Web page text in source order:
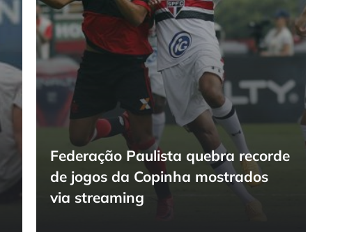
Federação Paulista quebra recorde
de jogos da Copinha mostrados
via streaming